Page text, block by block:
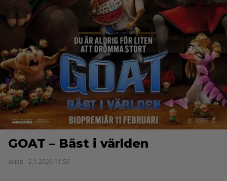
GOAT – Bäst i världen
Julian - 2.1.2026 11:56